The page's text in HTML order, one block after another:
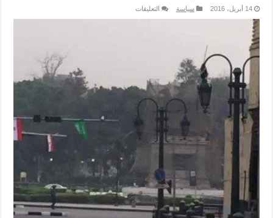
14 أبريل، 2016 سياسة التعليقات
مغلقة